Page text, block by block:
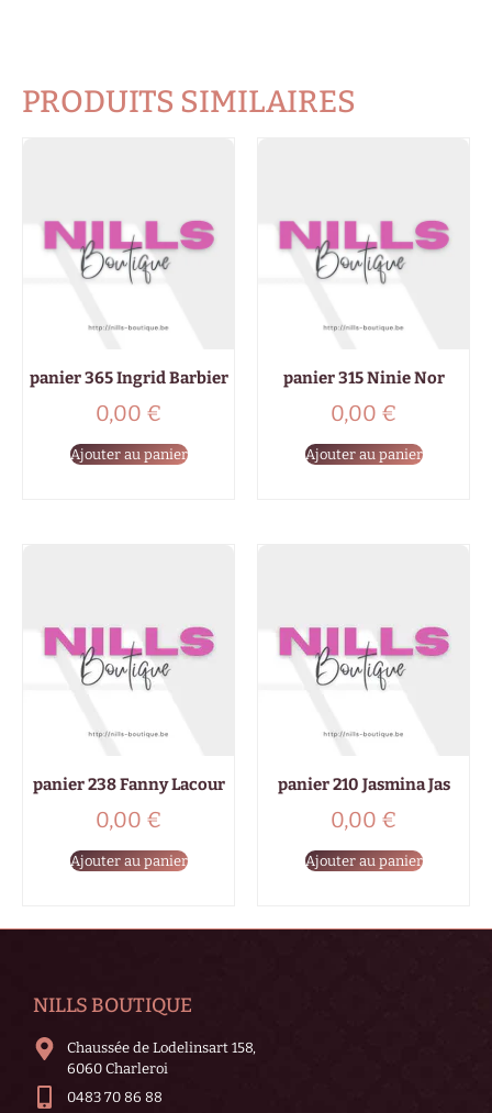
PRODUITS SIMILAIRES
panier 365 Ingrid Barbier
0,00 €
Ajouter au panier
panier 315 Ninie Nor
0,00 €
Ajouter au panier
panier 238 Fanny Lacour
0,00 €
Ajouter au panier
panier 210 Jasmina Jas
0,00 €
Ajouter au panier
NILLS BOUTIQUE
Chaussée de Lodelinsart 158,
6060 Charleroi
0483 70 86 88